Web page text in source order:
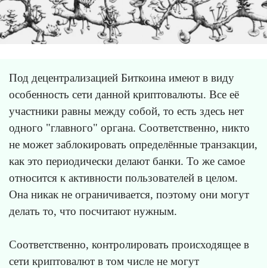
Под децентрализацией Биткоина имеют в виду
особенность сети данной криптовалюты. Все её
участники равны между собой, то есть здесь нет
одного "главного" органа. Соответственно, никто
не может заблокировать определённые транзакции,
как это периодически делают банки. То же самое
относится к активности пользователей в целом.
Она никак не ограничивается, поэтому они могут
делать то, что посчитают нужным.
Соответственно, контролировать происходящее в
сети криптовалют в том числе не могут